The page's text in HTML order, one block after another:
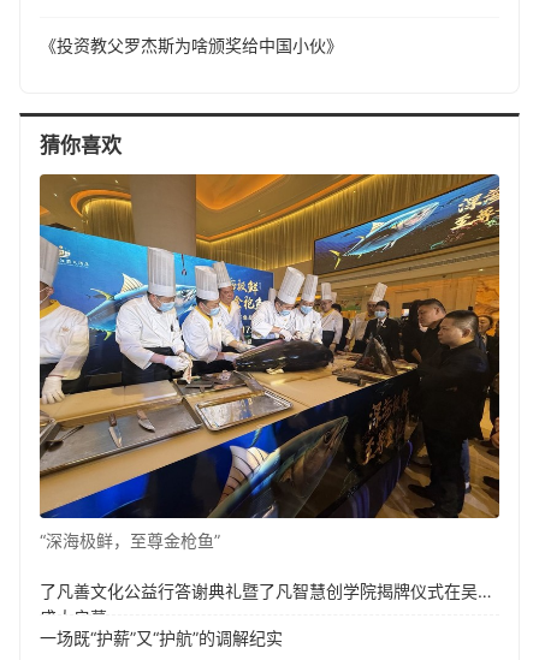
《投资教父罗杰斯为啥颁奖给中国小伙》
猜你喜欢
“深海极鲜，至尊金枪鱼”
了凡善文化公益行答谢典礼暨了凡智慧创学院揭牌仪式在吴江
盛大启幕
一场既“护薪”又“护航”的调解纪实